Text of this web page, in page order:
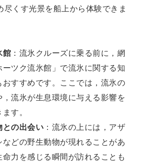
くす光景を船上から体験できま
館 ：流氷クルーズに乗る前に，網
ツク流氷館」で流氷に関する知
すすめです。ここでは，流氷の
流氷が生息環境に与える影響を
す。
の出会い ：流氷の上には，アザ
どの野生動物が現れることがあ
命力を感じる瞬間が訪れることも